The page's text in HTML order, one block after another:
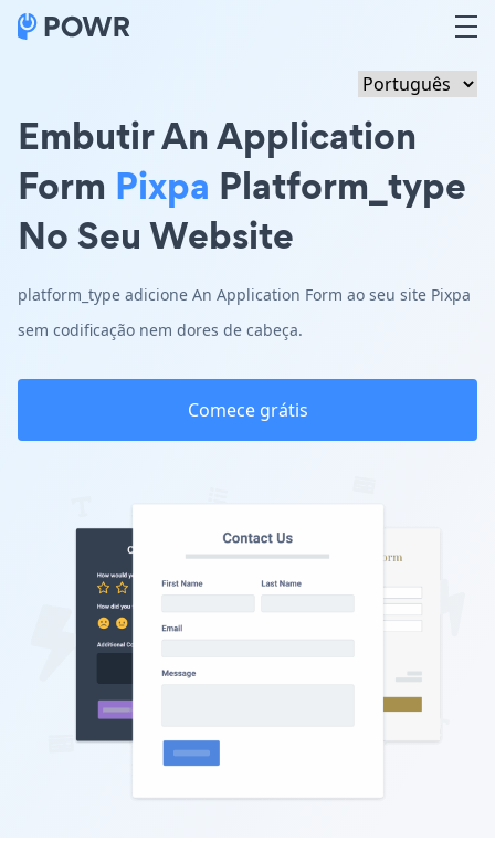
Embutir An Application
Form Pixpa Platform_type
No Seu Website
platform_type adicione An Application Form ao seu site Pixpa
sem codificação nem dores de cabeça.
Comece grátis